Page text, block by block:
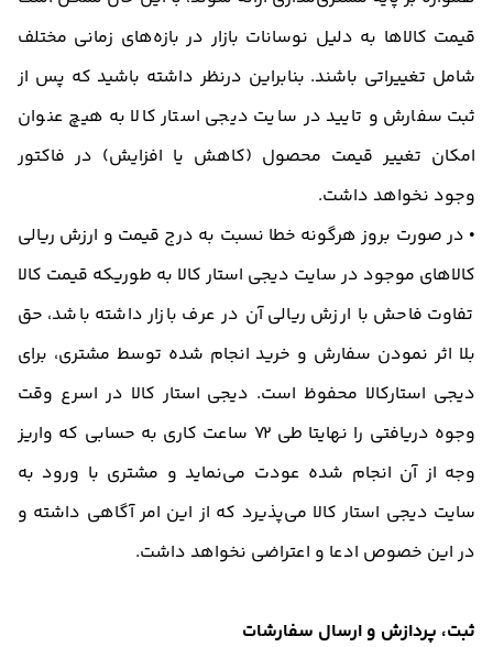
قیمت کالاها به دلیل نوسانات بازار در بازه‌های زمانی مختلف
شامل تغییراتی باشند. بنابراین درنظر داشته باشید که پس از
ثبت سفارش و تایید در سایت دیجی استار کالا به هیچ عنوان
امکان تغییر قیمت محصول (کاهش یا افزایش) در فاکتور
وجود نخواهد داشت.
• در صورت بروز هرگونه خطا نسبت به درج قیمت و ارزش ریالی
کالاهای موجود در سایت دیجی استار کالا به طوریکه قیمت کالا
تفاوت فاحش با ارزش ریالی آن در عرف بازار داشته باشد، حق
بلا اثر نمودن سفارش و خرید انجام شده توسط مشتری، برای
دیجی استارکالا محفوظ است. دیجی استار کالا در اسرع وقت
وجوه دریافتی را نهایتا طی 72 ساعت کاری به حسابی که واریز
وجه از آن انجام شده عودت می‌نماید و مشتری با ورود به
سایت دیجی استار کالا می‌پذیرد که از این امر آگاهی داشته و
در این خصوص ادعا و اعتراضی نخواهد داشت.
ثبت، پردازش و ارسال سفارشات